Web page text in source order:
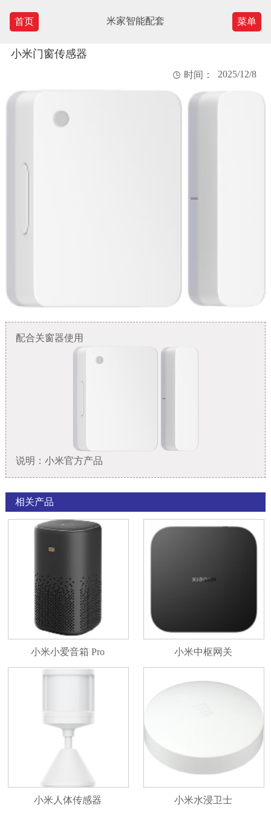
首页 米家智能配套 菜单
小米门窗传感器
 时间： 2025/12/8
配合关窗器使用
说明：小米官方产品
相关产品
小米小爱音箱 Pro 小米中枢网关
小米人体传感器 小米水浸卫士